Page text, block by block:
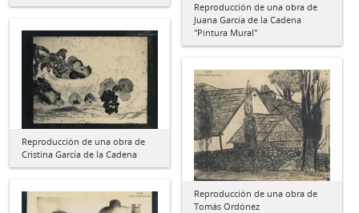
Reproducción de una obra de
Juana García de la Cadena
"Pintura Mural"
Reproducción de una obra de
Cristina García de la Cadena
Reproducción de una obra de
Tomás Ordónez